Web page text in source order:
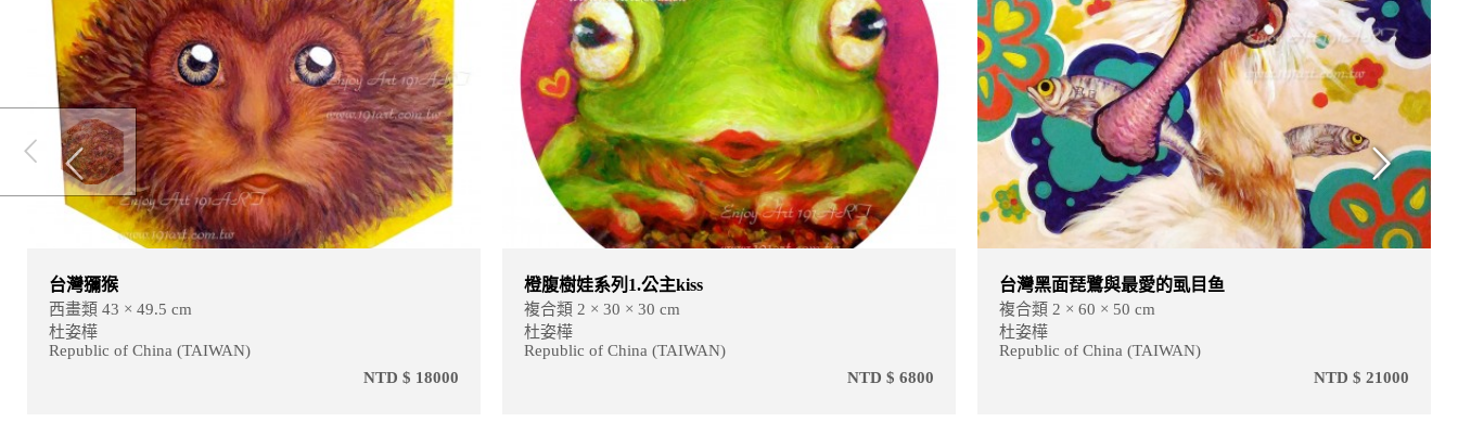
台灣獼猴
西畫類 43 × 49.5 cm
杜姿樺
Republic of China (TAIWAN)
NTD $ 18000
橙腹樹娃系列1.公主kiss
複合類 2 × 30 × 30 cm
杜姿樺
Republic of China (TAIWAN)
NTD $ 6800
台灣黑面琵鷺與最愛的虱目鱼
複合類 2 × 60 × 50 cm
杜姿樺
Republic of China (TAIWAN)
NTD $ 21000